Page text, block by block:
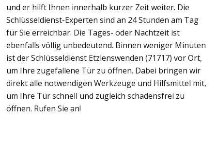
und er hilft Ihnen innerhalb kurzer Zeit weiter. Die
Schlüsseldienst-Experten sind an 24 Stunden am Tag
für Sie erreichbar. Die Tages- oder Nachtzeit ist
ebenfalls völlig unbedeutend. Binnen weniger Minuten
ist der Schlüsseldienst Etzlenswenden (71717) vor Ort,
um Ihre zugefallene Tür zu öffnen. Dabei bringen wir
direkt alle notwendigen Werkzeuge und Hilfsmittel mit,
um Ihre Tür schnell und zugleich schadensfrei zu
öffnen. Rufen Sie an!